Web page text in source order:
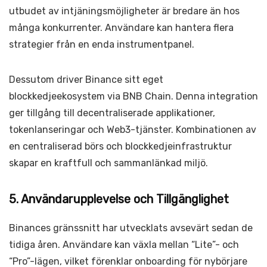
utbudet av intjäningsmöjligheter är bredare än hos
många konkurrenter. Användare kan hantera flera
strategier från en enda instrumentpanel.
Dessutom driver Binance sitt eget
blockkedjeekosystem via BNB Chain. Denna integration
ger tillgång till decentraliserade applikationer,
tokenlanseringar och Web3-tjänster. Kombinationen av
en centraliserad börs och blockkedjeinfrastruktur
skapar en kraftfull och sammanlänkad miljö.
5. Användarupplevelse och Tillgänglighet
Binances gränssnitt har utvecklats avsevärt sedan de
tidiga åren. Användare kan växla mellan “Lite”- och
“Pro”-lägen, vilket förenklar onboarding för nybörjare